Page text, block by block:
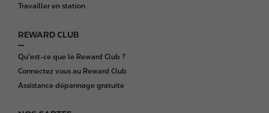
Travailler en station
REWARD CLUB
Qu'est-ce que le Reward Club ?
Connectez vous au Reward Club
Assistance dépannage gratuite